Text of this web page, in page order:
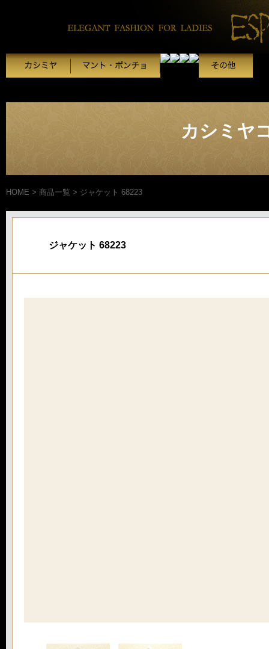
カシミヤ
HOME > 商品一覧 > ジャケット 68223
ジャケット 68223